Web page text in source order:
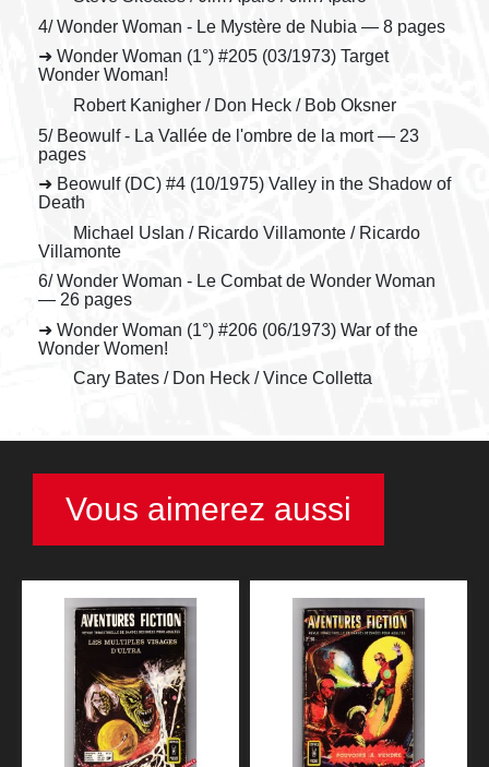
4/ Wonder Woman - Le Mystère de Nubia — 8 pages
➜ Wonder Woman (1°) #205 (03/1973) Target
Wonder Woman!
Robert Kanigher / Don Heck / Bob Oksner
5/ Beowulf - La Vallée de l'ombre de la mort — 23
pages
➜ Beowulf (DC) #4 (10/1975) Valley in the Shadow of
Death
Michael Uslan / Ricardo Villamonte / Ricardo
Villamonte
6/ Wonder Woman - Le Combat de Wonder Woman
— 26 pages
➜ Wonder Woman (1°) #206 (06/1973) War of the
Wonder Women!
Cary Bates / Don Heck / Vince Colletta
Vous aimerez aussi